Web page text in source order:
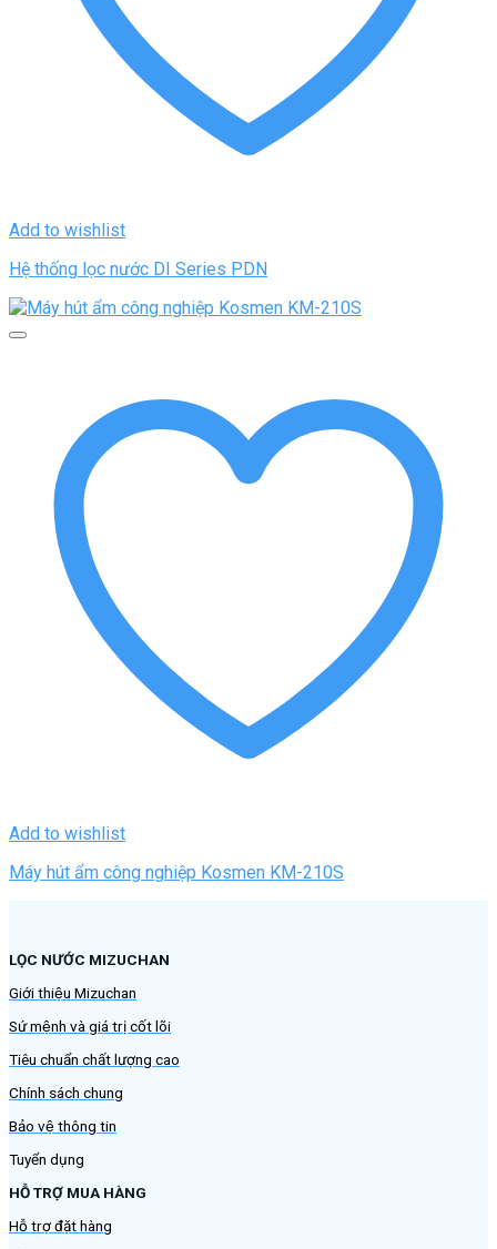
Add to wishlist
Hệ thống lọc nước DI Series PDN
Add to wishlist
Máy hút ẩm công nghiệp Kosmen KM-210S
LỌC NƯỚC MIZUCHAN
Giới thiệu Mizuchan
Sứ mệnh và giá trị cốt lõi
Tiêu chuẩn chất lượng cao
Chính sách chung
Bảo vệ thông tin
Tuyển dụng
HỖ TRỢ MUA HÀNG
Hỗ trợ đặt hàng